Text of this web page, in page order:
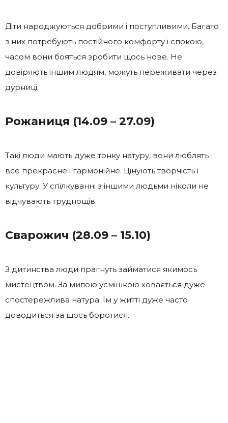
Діти народжуються добрими і поступливими. Багато
з них потребують постійного комфорту і спокою,
часом вони бояться зробити щось нове. Не
довіряють іншим людям, можуть переживати через
дурниці.
Рожаниця (14.09 – 27.09)
Такі люди мають дуже тонку натуру, вони люблять
все прекрасне і гармонійне. Цінують творчість і
культуру. У спілкуванні з іншими людьми ніколи не
відчувають труднощів.
Сварожич (28.09 – 15.10)
З дитинства люди прагнуть займатися якимось
мистецтвом. За милою усмішкою ховається дуже
спостережлива натура. Їм у житті дуже часто
доводиться за щось боротися.